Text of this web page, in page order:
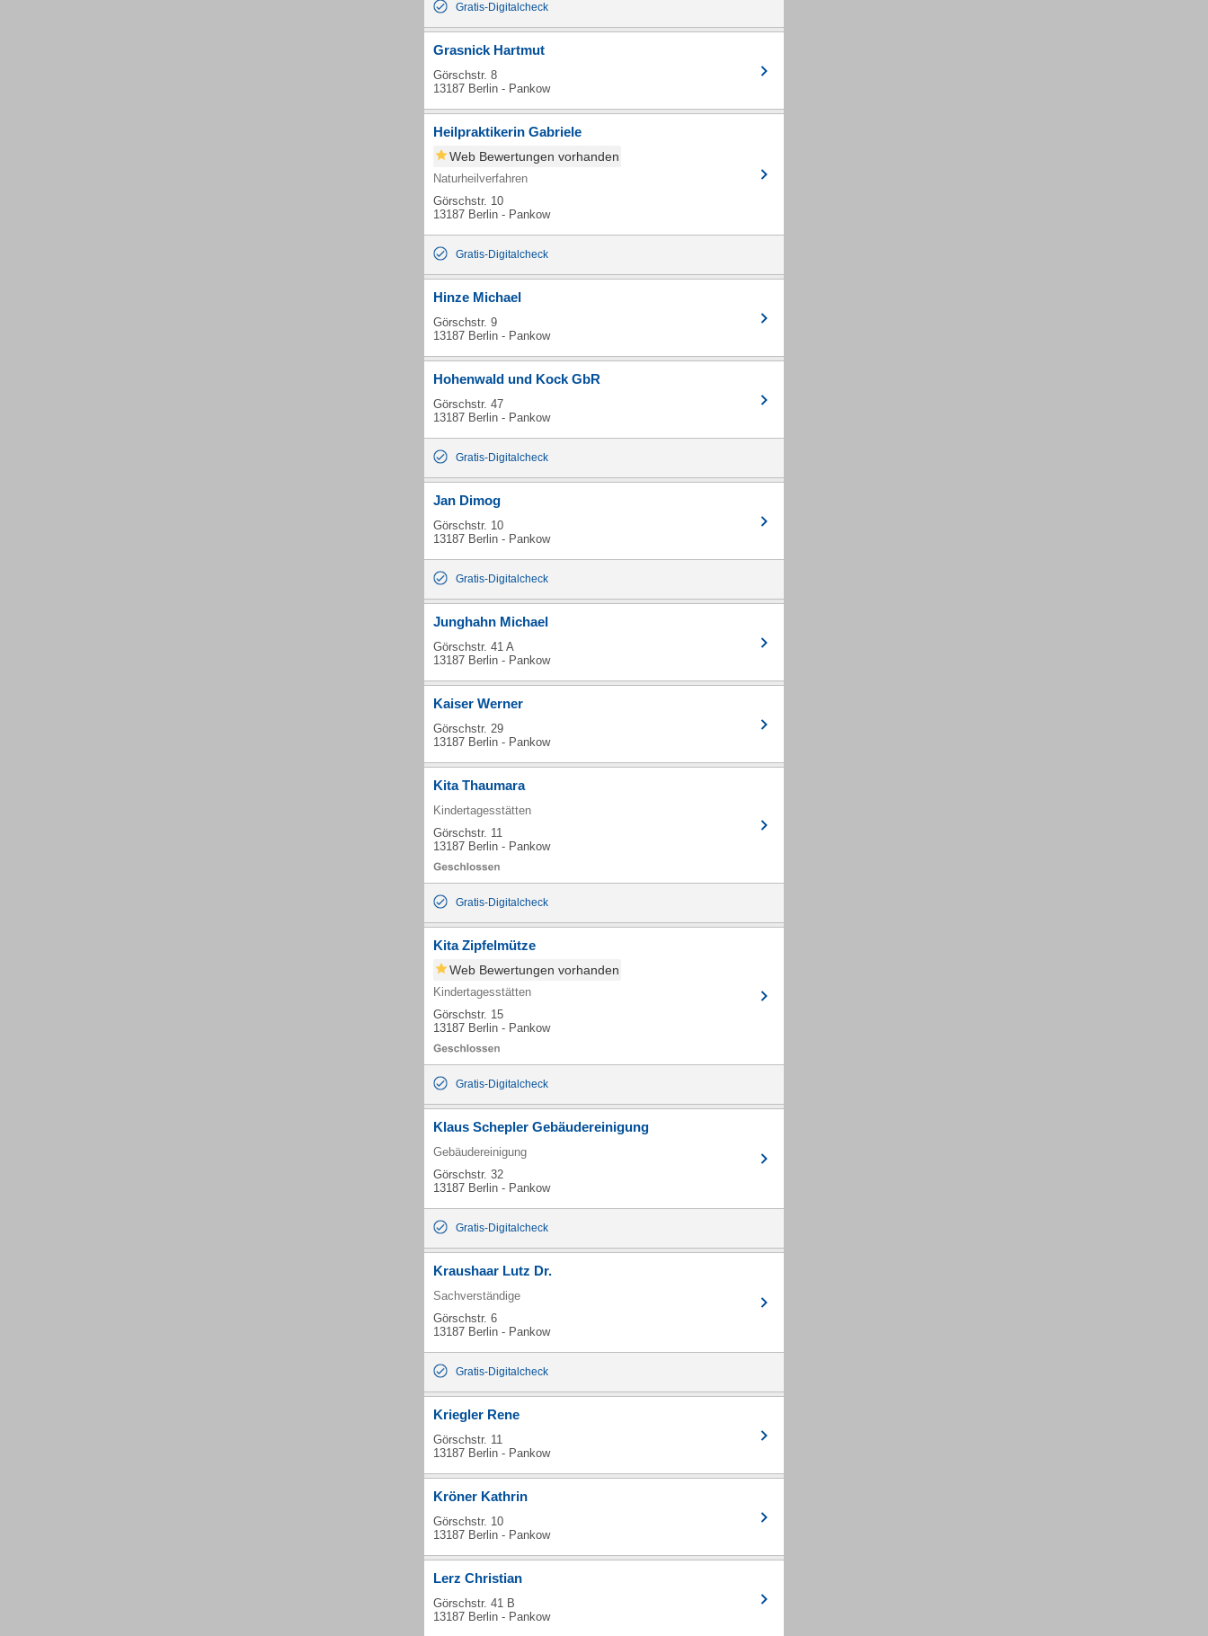
Gratis-Digitalcheck
Grasnick Hartmut
Görschstr. 8
13187 Berlin - Pankow
Heilpraktikerin Gabriele
Web Bewertungen vorhanden
Naturheilverfahren
Görschstr. 10
13187 Berlin - Pankow
Gratis-Digitalcheck
Hinze Michael
Görschstr. 9
13187 Berlin - Pankow
Hohenwald und Kock GbR
Görschstr. 47
13187 Berlin - Pankow
Gratis-Digitalcheck
Jan Dimog
Görschstr. 10
13187 Berlin - Pankow
Gratis-Digitalcheck
Junghahn Michael
Görschstr. 41 A
13187 Berlin - Pankow
Kaiser Werner
Görschstr. 29
13187 Berlin - Pankow
Kita Thaumara
Kindertagesstätten
Görschstr. 11
13187 Berlin - Pankow
Gratis-Digitalcheck
Kita Zipfelmütze
Web Bewertungen vorhanden
Kindertagesstätten
Görschstr. 15
13187 Berlin - Pankow
Gratis-Digitalcheck
Klaus Schepler Gebäudereinigung
Gebäudereinigung
Görschstr. 32
13187 Berlin - Pankow
Gratis-Digitalcheck
Kraushaar Lutz Dr.
Sachverständige
Görschstr. 6
13187 Berlin - Pankow
Gratis-Digitalcheck
Kriegler Rene
Görschstr. 11
13187 Berlin - Pankow
Kröner Kathrin
Görschstr. 10
13187 Berlin - Pankow
Lerz Christian
Görschstr. 41 B
13187 Berlin - Pankow